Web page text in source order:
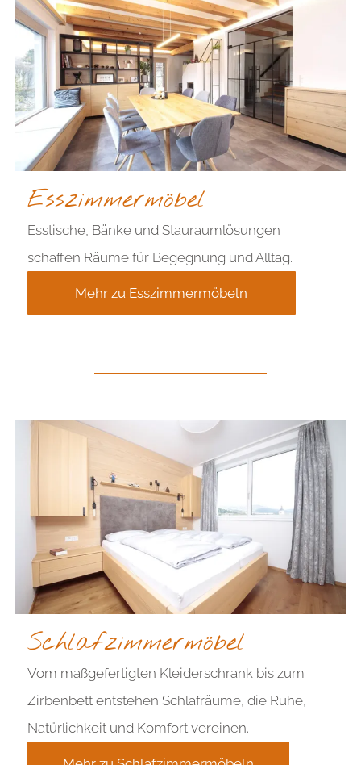
Esszimmermöbel
Esstische, Bänke und Stauraumlösungen
schaffen Räume für Begegnung und Alltag.
Mehr zu Esszimmermöbeln
Schlafzimmermöbel
Vom maßgefertigten Kleiderschrank bis zum
Zirbenbett entstehen Schlafräume, die Ruhe,
Natürlichkeit und Komfort vereinen.